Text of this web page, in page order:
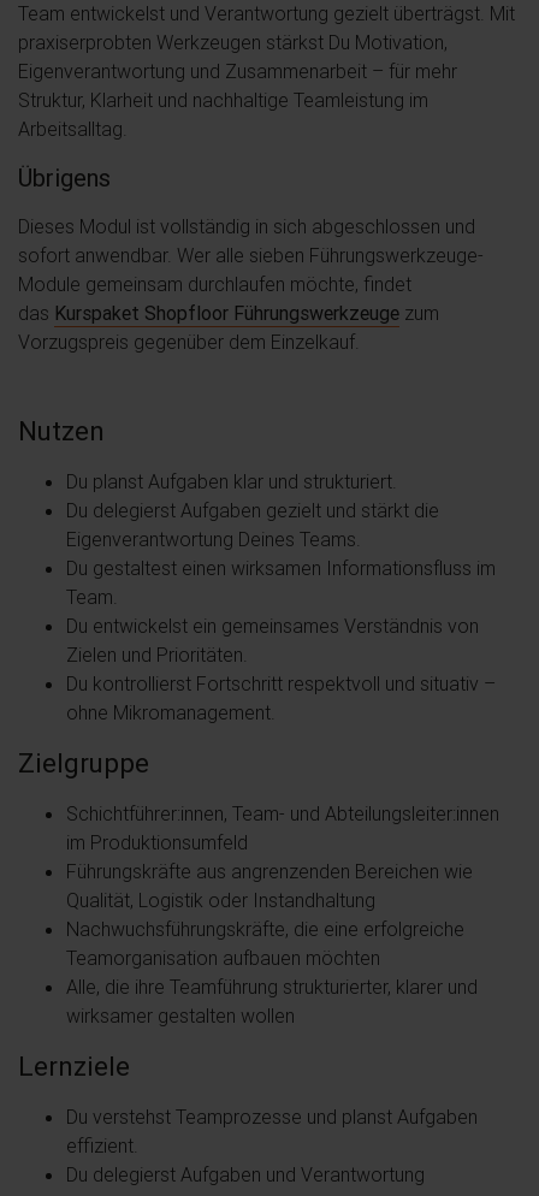
Team entwickelst und Verantwortung gezielt überträgst. Mit
praxiserprobten Werkzeugen stärkst Du Motivation,
Eigenverantwortung und Zusammenarbeit – für mehr
Struktur, Klarheit und nachhaltige Teamleistung im
Arbeitsalltag.
Übrigens
Dieses Modul ist vollständig in sich abgeschlossen und
sofort anwendbar. Wer alle sieben Führungswerkzeuge-
Module gemeinsam durchlaufen möchte, findet
das Kurspaket Shopfloor Führungswerkzeuge zum
Vorzugspreis gegenüber dem Einzelkauf.
Nutzen
Du planst Aufgaben klar und strukturiert.
Du delegierst Aufgaben gezielt und stärkt die
Eigenverantwortung Deines Teams.
Du gestaltest einen wirksamen Informationsfluss im
Team.
Du entwickelst ein gemeinsames Verständnis von
Zielen und Prioritäten.
Du kontrollierst Fortschritt respektvoll und situativ –
ohne Mikromanagement.
Zielgruppe
Schichtführer:innen, Team- und Abteilungsleiter:innen
im Produktionsumfeld
Führungskräfte aus angrenzenden Bereichen wie
Qualität, Logistik oder Instandhaltung
Nachwuchsführungskräfte, die eine erfolgreiche
Teamorganisation aufbauen möchten
Alle, die ihre Teamführung strukturierter, klarer und
wirksamer gestalten wollen
Lernziele
Du verstehst Teamprozesse und planst Aufgaben
effizient.
Du delegierst Aufgaben und Verantwortung